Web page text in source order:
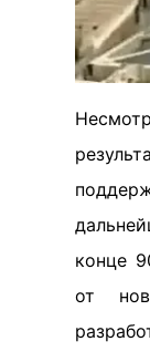
конце
от